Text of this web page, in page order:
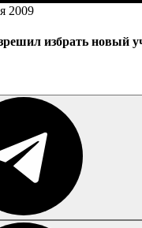
2009
избрать новый